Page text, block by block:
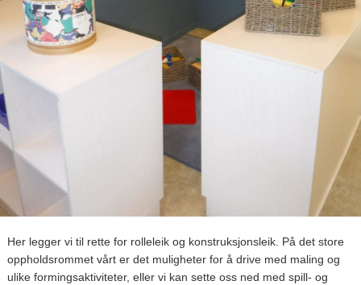
Her legger vi til rette for rolleleik og konstruksjonsleik. På det store
oppholdsrommet vårt er det muligheter for å drive med maling og
ulike formingsaktiviteter, eller vi kan sette oss ned med spill- og